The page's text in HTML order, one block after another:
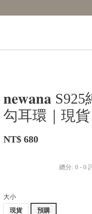
𝐧𝐞𝐰𝐚𝐧𝐚
勾耳環｜現貨
NT$ 680
總分:0 -0
大小
現貨
預購